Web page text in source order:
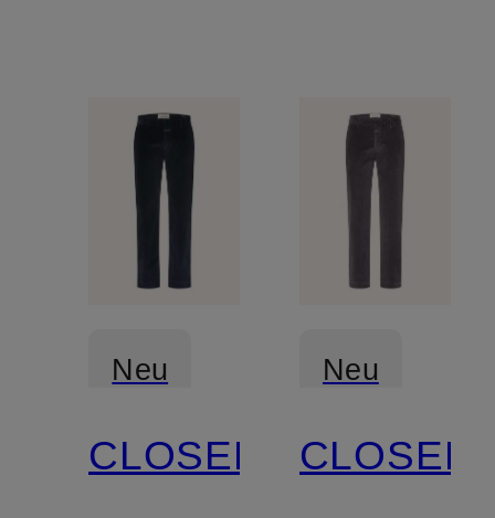
Neu
Zertifiziert
CLOSED
Neu
Zertifiziert
CLOSED